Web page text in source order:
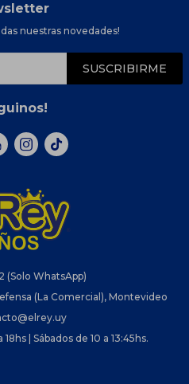
(Solo WhatsApp)
(La Comercial), Montevideo
| Sábados de 10 a 13:45hs.
nuestras novedades!
SUSCRIBIRME
